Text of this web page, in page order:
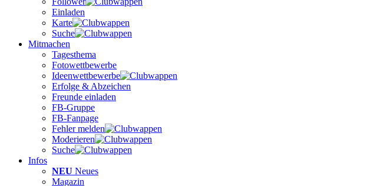
Einladen
Karte
Suche
Mitmachen
Tagesthema
Fotowettbewerbe
Ideenwettbewerbe
Erfolge & Abzeichen
Freunde einladen
FB-Gruppe
FB-Fanpage
Fehler melden
Moderieren
Suche
Infos
NEU Neues
Magazin